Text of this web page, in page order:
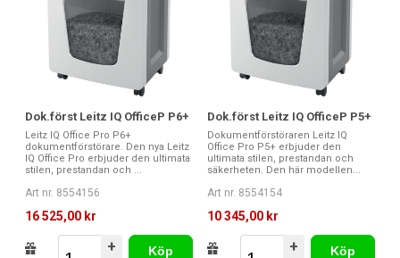
Dok.först Leitz IQ OfficeP P6+
Leitz IQ Office Pro P6+
dokumentförstörare. Den nya Leitz
IQ Office Pro erbjuder den ultimata
stilen, prestandan och ...
Art nr. 8554156
16 525,00 kr
+ Köp
Dok.först Leitz IQ OfficeP P5+
Dokumentförstöraren Leitz IQ
Office Pro P5+ erbjuder den
ultimata stilen, prestandan och
säkerheten. Den här modellen...
Art nr. 8554154
10 345,00 kr
+ Köp